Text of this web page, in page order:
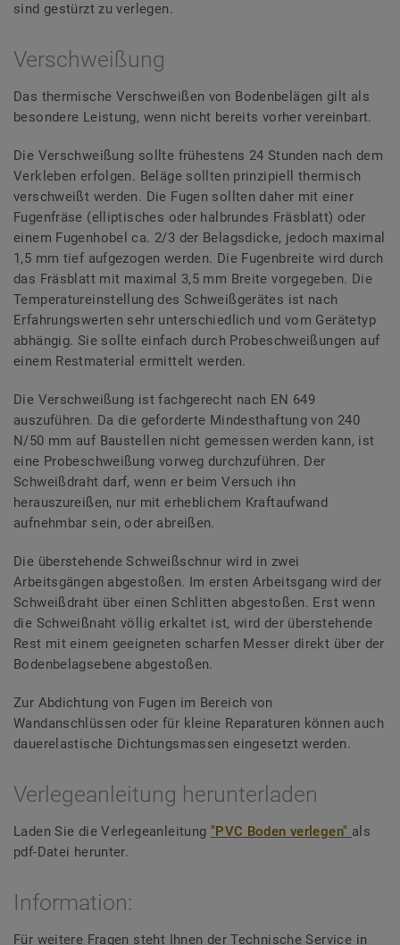
sind gestürzt zu verlegen.
Verschweißung
Das thermische Verschweißen von Bodenbelägen gilt als
besondere Leistung, wenn nicht bereits vorher vereinbart.
Die Verschweißung sollte frühestens 24 Stunden nach dem
Verkleben erfolgen. Beläge sollten prinzipiell thermisch
verschweißt werden. Die Fugen sollten daher mit einer
Fugenfräse (elliptisches oder halbrundes Fräsblatt) oder
einem Fugenhobel ca. 2/3 der Belagsdicke, jedoch maximal
1,5 mm tief aufgezogen werden. Die Fugenbreite wird durch
das Fräsblatt mit maximal 3,5 mm Breite vorgegeben. Die
Temperatureinstellung des Schweißgerätes ist nach
Erfahrungswerten sehr unterschiedlich und vom Gerätetyp
abhängig. Sie sollte einfach durch Probeschweißungen auf
einem Restmaterial ermittelt werden.
Die Verschweißung ist fachgerecht nach EN 649
auszuführen. Da die geforderte Mindesthaftung von 240
N/50 mm auf Baustellen nicht gemessen werden kann, ist
eine Probeschweißung vorweg durchzuführen. Der
Schweißdraht darf, wenn er beim Versuch ihn
herauszureißen, nur mit erheblichem Kraftaufwand
aufnehmbar sein, oder abreißen.
Die überstehende Schweißschnur wird in zwei
Arbeitsgängen abgestoßen. Im ersten Arbeitsgang wird der
Schweißdraht über einen Schlitten abgestoßen. Erst wenn
die Schweißnaht völlig erkaltet ist, wird der überstehende
Rest mit einem geeigneten scharfen Messer direkt über der
Bodenbelagsebene abgestoßen.
Zur Abdichtung von Fugen im Bereich von
Wandanschlüssen oder für kleine Reparaturen können auch
dauerelastische Dichtungsmassen eingesetzt werden.
Verlegeanleitung herunterladen
Laden Sie die Verlegeanleitung "PVC Boden verlegen" als
pdf-Datei herunter.
Information:
Für weitere Fragen steht Ihnen der Technische Service in